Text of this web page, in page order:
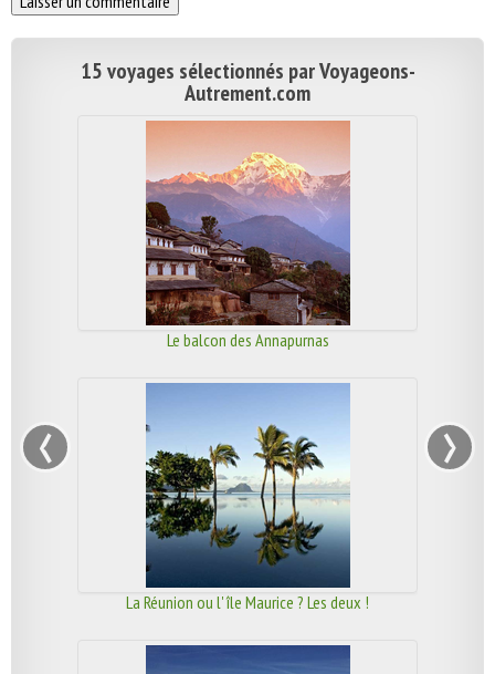
15 voyages sélectionnés par Voyageons-
Autrement.com
Le balcon des Annapurnas
La Réunion ou l' île Maurice ? Les deux !
‹ ›